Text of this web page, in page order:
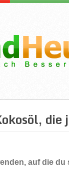
auf die